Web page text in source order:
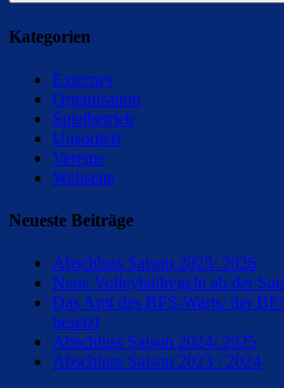
Suchen
Kategorien
Externes
Organisation
Spielbetrieb
Unsortiert
Vereine
Webseite
Neueste Beiträge
Abschluss Saison 2025/ 2026
Neue Volleyballregeln ab der
Das Amt des BFS-Warts/ der
besetzt
Abschluss Saison 2024/ 2025
Abschluss Saison 2023 / 2024